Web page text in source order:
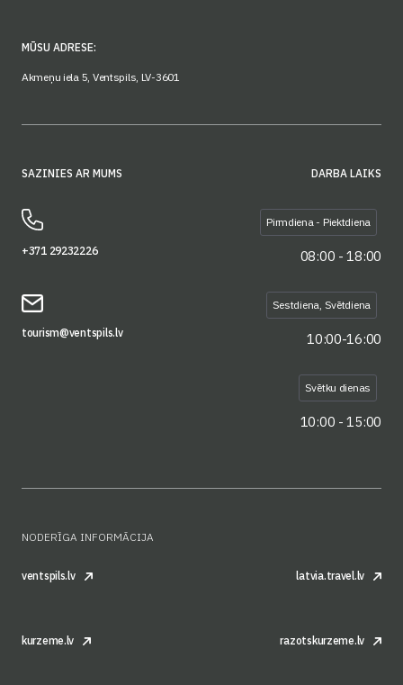
MŪSU ADRESE:
Akmeņu iela 5, Ventspils, LV-3601
SAZINIES AR MUMS
+371 29232226
tourism@ventspils.lv
DARBA LAIKS
Pirmdiena - Piektdiena
08:00 - 18:00
Sestdiena, Svētdiena
10:00-16:00
Svētku dienas
10:00 - 15:00
NODERĪGA INFORMĀCIJA
ventspils.lv latvia.travel.lv
kurzeme.lv razotskurzeme.lv